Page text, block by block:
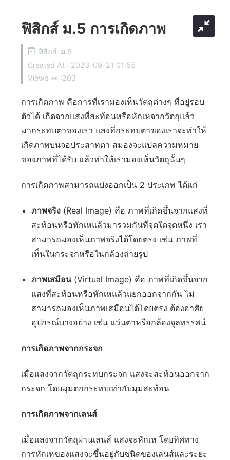
ฟิสิกส์ ม.5 การเกิดภาพ
ฟิสิกส์-ม.5
Created At : 2023-09-21 01:55
Views 👀 :203
การเกิดภาพ คือการที่เรามองเห็นวัตถุต่างๆ ที่อยู่รอบ
ตัวได้ เกิดจากแสงที่สะท้อนหรือหักเหจากวัตถุแล้ว
มากระทบตาของเรา แสงที่กระทบตาของเราจะทำให้
เกิดภาพบนจอประสาทตา สมองจะแปลความหมาย
ของภาพที่ได้รับ แล้วทำให้เรามองเห็นวัตถุนั้นๆ
การเกิดภาพสามารถแบ่งออกเป็น 2 ประเภท ได้แก่
ภาพจริง (Real Image) คือ ภาพที่เกิดขึ้นจากแสงที่
สะท้อนหรือหักเหแล้วมารวมกันที่จุดใดจุดหนึ่ง เรา
สามารถมองเห็นภาพจริงได้โดยตรง เช่น ภาพที่
เห็นในกระจกหรือในกล้องถ่ายรูป
ภาพเสมือน(Virtual Image) คือ ภาพที่เกิดขึ้นจาก
แสงที่สะท้อนหรือหักเหแล้วแยกออกจากกัน ไม่
สามารถมองเห็นภาพเสมือนได้โดยตรง ต้องอาศัย
อุปกรณ์บางอย่าง เช่น แว่นตาหรือกล้องจุลทรรศน์
การเกิดภาพจากกระจก
เมื่อแสงจากวัตถุกระทบกระจก แสงจะสะท้อนออกจาก
กระจก โดยมุมตกกระทบเท่ากับมุมสะท้อน
การเกิดภาพจากเลนส์
เมื่อแสงจากวัตถุผ่านเลนส์ แสงจะหักเห โดยทิศทาง
การหักเหของแสงจะขึ้นอยู่กับชนิดของเลนส์และระยะ